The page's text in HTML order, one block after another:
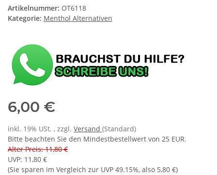
Artikelnummer: OT6118
Kategorie: Menthol Alternativen
6,00 €
inkl. 19% USt. , zzgl. Versand (Standard)
Bitte beachten Sie den Mindestbestellwert von 25 EUR.
Alter Preis: 11,80 €
UVP: 11,80 €
(Sie sparen im Vergleich zur UVP 49.15%, also 5,80 €)